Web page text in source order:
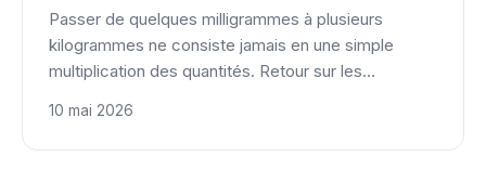
Passer de quelques milligrammes à plusieurs
kilogrammes ne consiste jamais en une simple
multiplication des quantités. Retour sur les
10 mai 2026